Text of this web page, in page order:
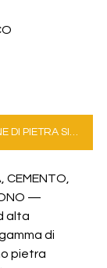
—
alta
di
pietra